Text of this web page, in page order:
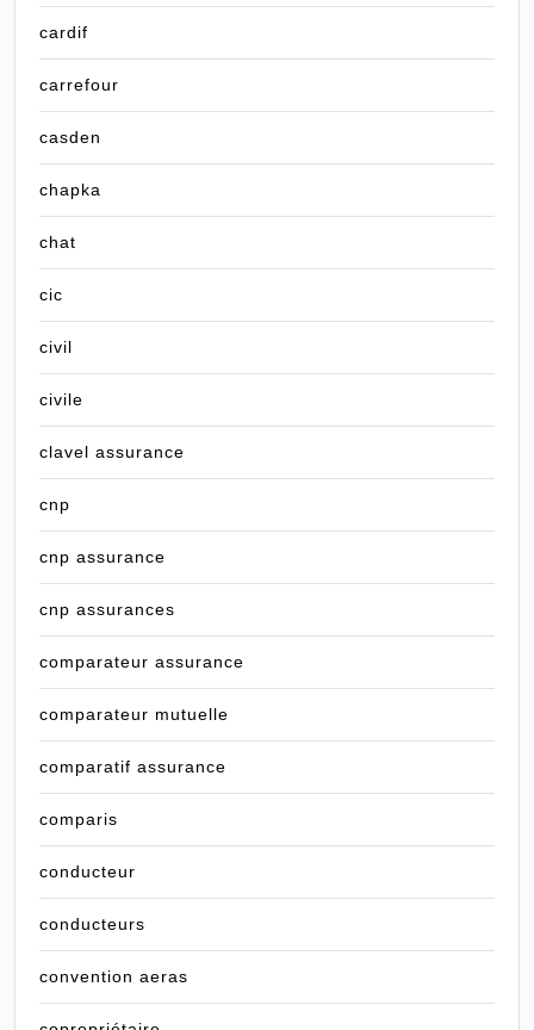
cardif
carrefour
casden
chapka
chat
cic
civil
civile
clavel assurance
cnp
cnp assurance
cnp assurances
comparateur assurance
comparateur mutuelle
comparatif assurance
comparis
conducteur
conducteurs
convention aeras